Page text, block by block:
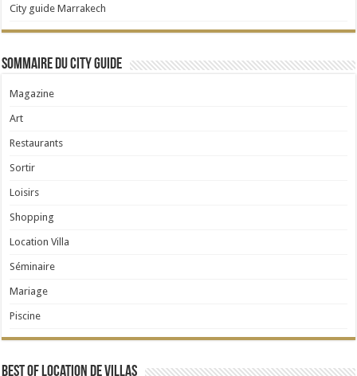
City guide Marrakech
Sommaire du City Guide
Magazine
Art
Restaurants
Sortir
Loisirs
Shopping
Location Villa
Séminaire
Mariage
Piscine
Best Of Location de Villas